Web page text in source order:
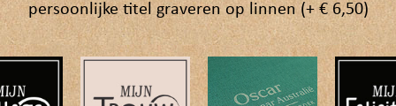
persoonlijke titel graveren op linnen (+ € 6,50)